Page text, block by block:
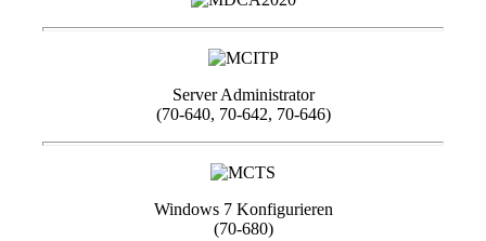
Server Administrator
(70-640, 70-642, 70-646)
Windows 7 Konfigurieren
(70-680)